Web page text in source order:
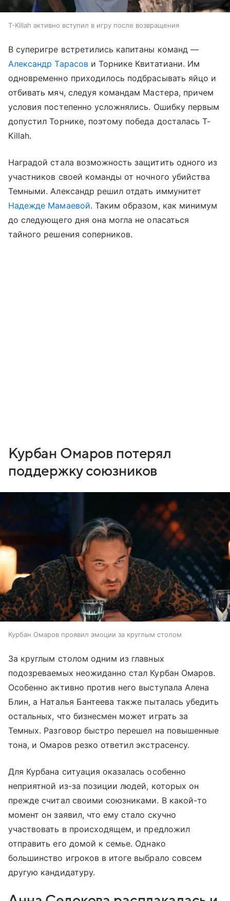
T-Killah активно вступил в игру после возвращения
В суперигре встретились капитаны команд —
Александр Тарасови Торнике Квитатиани. Им
одновременно приходилось подбрасывать яйцо и
отбивать мяч, следуя командам Мастера, причем
условия постепенно усложнялись. Ошибку первым
допустил Торнике, поэтому победа досталась T-
Killah.
Наградой стала возможность защитить одного из
участников своей команды от ночного убийства
Темными. Александр решил отдать иммунитет
Надежде Мамаевой. Таким образом, как минимум
до следующего дня она могла не опасаться
тайного решения соперников.
Курбан Омаров потерял
поддержку союзников
Курбан Омаров проявил эмоции за круглым столом
За круглым столом одним из главных
подозреваемых неожиданно стал Курбан Омаров.
Особенно активно против него выступала Алена
Блин, а Наталья Бантеева также пыталась убедить
остальных, что бизнесмен может играть за
Темных. Разговор быстро перешел на повышенные
тона, и Омаров резко ответил экстрасенсу.
Для Курбана ситуация оказалась особенно
неприятной из-за позиции людей, которых он
прежде считал своими союзниками. В какой-то
момент он заявил, что ему стало скучно
участвовать в происходящем, и предложил
отправить его домой к семье. Однако
большинство игроков в итоге выбрало совсем
другую кандидатуру.